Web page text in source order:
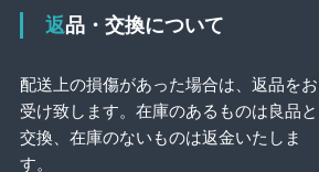
返品・交換について
配送上の損傷があった場合は、返品をお
受け致します。在庫のあるものは良品と
交換、在庫のないものは返金いたしま
す。